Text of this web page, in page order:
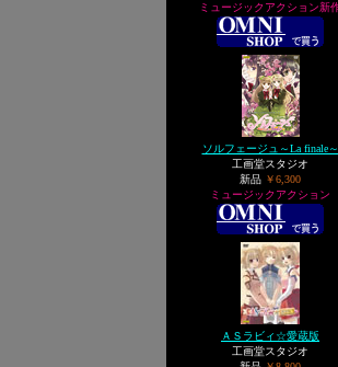
ミュージックアクション新
ソルフェージュ～La finale～
工画堂スタジオ
新品 ￥6,300
ミュージックアクション
ＡＳラビィ☆愛蔵版
工画堂スタジオ